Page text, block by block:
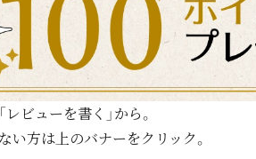
ビューを書く」から。
い方は上のバナーをクリック。